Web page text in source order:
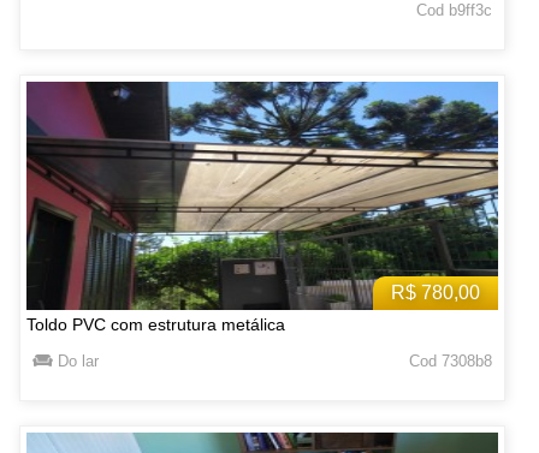
Cod b9ff3c
R$ 780,00
Toldo PVC com estrutura metálica
Do lar Cod 7308b8